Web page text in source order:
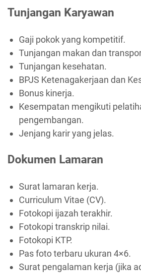
Tunjangan Karyawan
Gaji pokok yang kompetitif.
Tunjangan makan dan
Tunjangan kesehatan.
BPJS Ketenagakerjaan dan
Bonus kinerja.
Kesempatan mengikuti
pengembangan.
Jenjang karir yang jelas.
Dokumen Lamaran
Surat lamaran kerja.
Curriculum Vitae (CV).
Fotokopi ijazah terakhir.
Fotokopi transkrip nilai.
Fotokopi KTP.
Pas foto terbaru ukuran 4×6.
Surat pengalaman kerja (jika